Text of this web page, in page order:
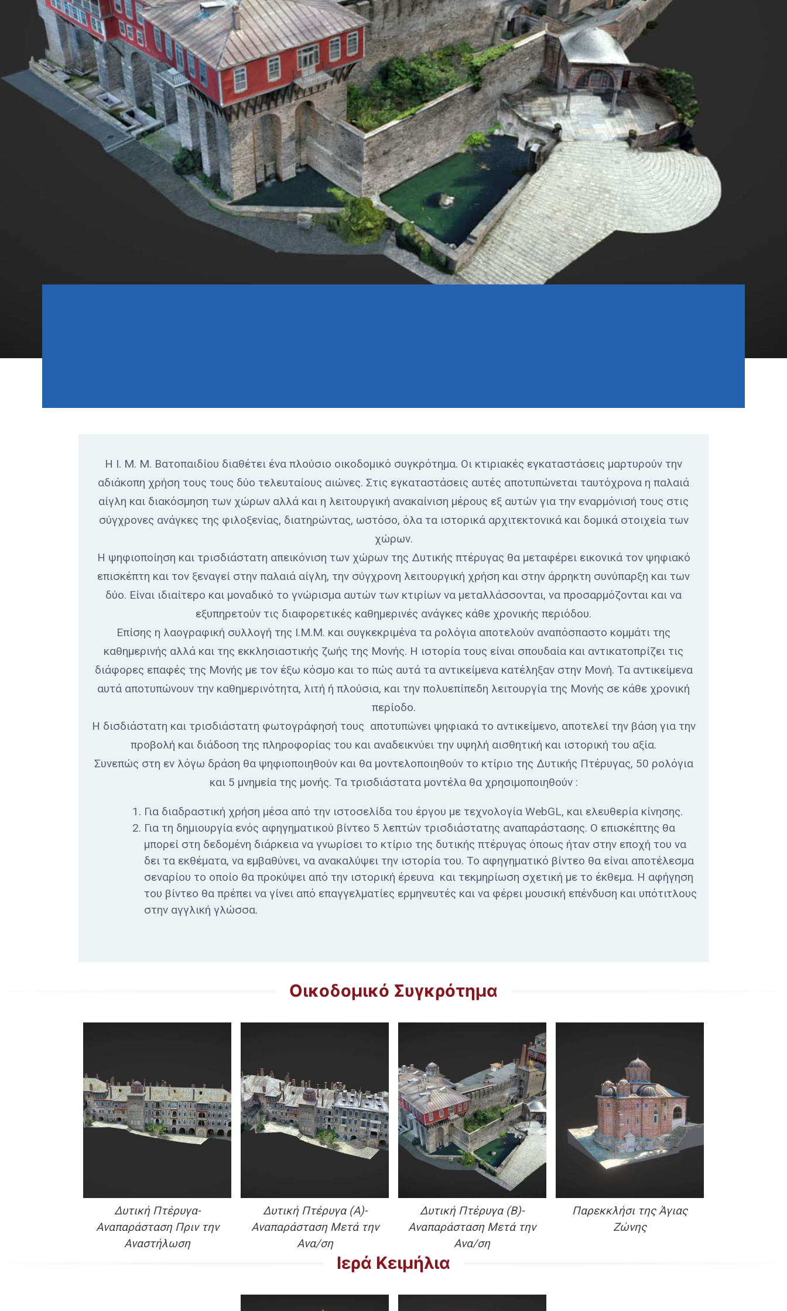
Η Ι. Μ. Μ. Βατοπαιδίου διαθέτει ένα πλούσιο οικοδομικό συγκρότημα. Οι κτιριακές εγκαταστάσεις μαρτυρούν την
αδιάκοπη χρήση τους τους δύο τελευταίους αιώνες. Στις εγκαταστάσεις αυτές αποτυπώνεται ταυτόχρονα η παλαιά
αίγλη και διακόσμηση των χώρων αλλά και η λειτουργική ανακαίνιση μέρους εξ αυτών για την εναρμόνισή τους στις
σύγχρονες ανάγκες της φιλοξενίας, διατηρώντας, ωστόσο, όλα τα ιστορικά αρχιτεκτονικά και δομικά στοιχεία των
χώρων.
Η ψηφιοποίηση και τρισδιάστατη απεικόνιση των χώρων της Δυτικής πτέρυγας θα μεταφέρει εικονικά τον ψηφιακό
επισκέπτη και τον ξεναγεί στην παλαιά αίγλη, την σύγχρονη λειτουργική χρήση και στην άρρηκτη συνύπαρξη και των
δύο. Είναι ιδιαίτερο και μοναδικό το γνώρισμα αυτών των κτιρίων να μεταλλάσσονται, να προσαρμόζονται και να
εξυπηρετούν τις διαφορετικές καθημερινές ανάγκες κάθε χρονικής περιόδου.
Επίσης η λαογραφική συλλογή της Ι.Μ.Μ. και συγκεκριμένα τα ρολόγια αποτελούν αναπόσπαστο κομμάτι της
καθημερινής αλλά και της εκκλησιαστικής ζωής της Μονής. Η ιστορία τους είναι σπουδαία και αντικατοπρίζει τις
διάφορες επαφές της Μονής με τον έξω κόσμο και το πώς αυτά τα αντικείμενα κατέληξαν στην Μονή. Τα αντικείμενα
αυτά αποτυπώνουν την καθημερινότητα, λιτή ή πλούσια, και την πολυεπίπεδη λειτουργία της Μονής σε κάθε χρονική
περίοδο.
Η δισδιάστατη και τρισδιάστατη φωτογράφησή τους αποτυπώνει ψηφιακά το αντικείμενο, αποτελεί την βάση για την
προβολή και διάδοση της πληροφορίας του και αναδεικνύει την υψηλή αισθητική και ιστορική του αξία.
Συνεπώς στη εν λόγω δράση θα ψηφιοποιηθούν και θα μοντελοποιηθούν το κτίριο της Δυτικής Πτέρυγας, 50 ρολόγια
και 5 μνημεία της μονής. Τα τρισδιάστατα μοντέλα θα χρησιμοποιηθούν :
Για διαδραστική χρήση μέσα από την ιστοσελίδα του έργου με τεχνολογία WebGL, και ελευθερία κίνησης.
Για τη δημιουργία ενός αφηγηματικού βίντεο 5 λεπτών τρισδιάστατης αναπαράστασης. Ο επισκέπτης θα
μπορεί στη δεδομένη διάρκεια να γνωρίσει το κτίριο της δυτικής πτέρυγας όποως ήταν στην εποχή του να
δει τα εκθέματα, να εμβαθύνει, να ανακαλύψει την ιστορία του. Το αφηγηματικό βίντεο θα είναι αποτέλεσμα
σεναρίου το οποίο θα προκύψει από την ιστορική έρευνα και τεκμηρίωση σχετική με το έκθεμα. Η αφήγηση
του βίντεο θα πρέπει να γίνει από επαγγελματίες ερμηνευτές και να φέρει μουσική επένδυση και υπότιτλους
στην αγγλική γλώσσα.
Οικοδομικό Συγκρότημα
Δυτική Πτέρυγα-
Αναπαράσταση Πριν την
Αναστήλωση
Δυτική Πτέρυγα (A)-
Αναπαράσταση Μετά την
Ανα/ση
Δυτική Πτέρυγα (Β)-
Αναπαράσταση Μετά την
Ανα/ση
Παρεκκλήσι της Άγιας
Ζώνης
Ιερά Κειμήλια